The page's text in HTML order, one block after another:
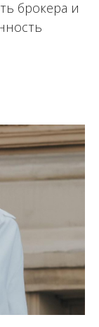
брокера и